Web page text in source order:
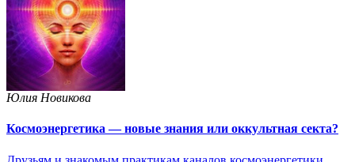
Юлия Новикова
Космоэнергетика — новые знания или оккультная секта?